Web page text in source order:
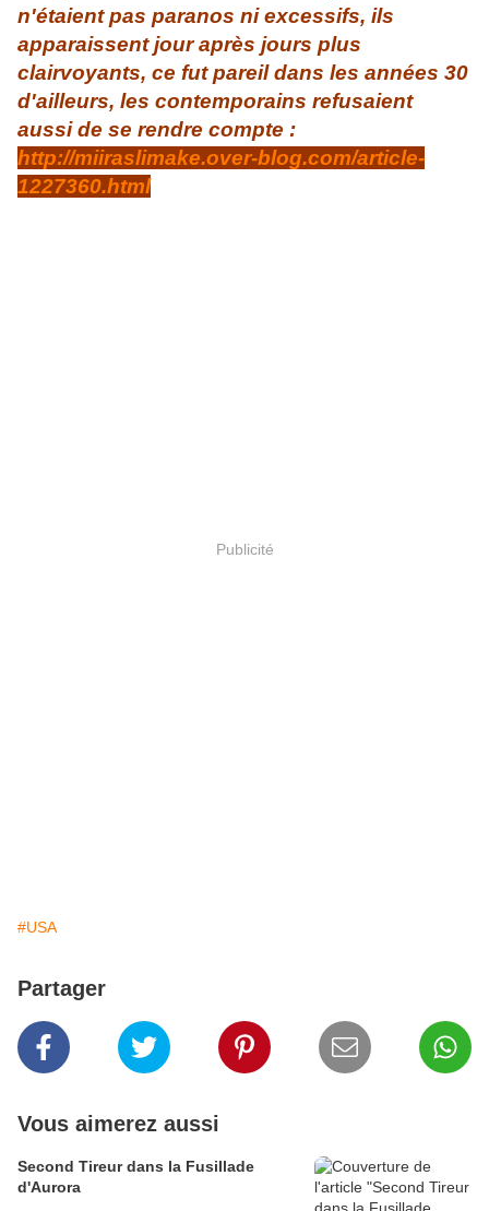
n'étaient pas paranos ni excessifs, ils
apparaissent jour après jours plus
clairvoyants, ce fut pareil dans les années 30
d'ailleurs, les contemporains refusaient
aussi de se rendre compte :
http://miiraslimake.over-blog.com/article-
1227360.html
Publicité
#USA
Partager
Vous aimerez aussi
Second Tireur dans la Fusillade
d'Aurora